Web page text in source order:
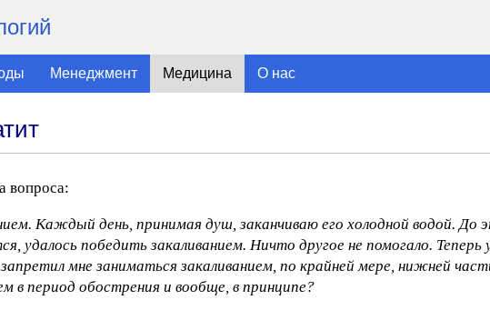
Менеджмент Медицина О нас
вопроса:
Каждый день, принимая душ, заканчиваю его холодной водой. До
удалось победить закаливанием. Ничто другое не помогало. Теперь
мне заниматься закаливанием, по крайней мере, нижней
в период обострения и вообще, в принципе?